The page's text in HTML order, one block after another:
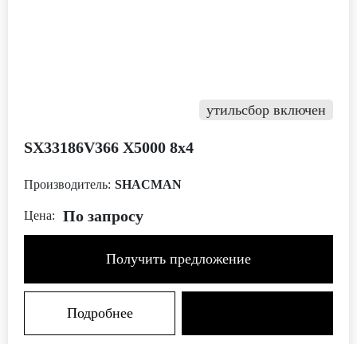
утильсбор включен
SX33186V366 X5000 8х4
Производитель: SHACMAN
Цена: По запросу
Получить предложение
Подробнее